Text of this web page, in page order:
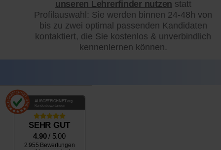
unseren Lehrerfinder nutzen statt
Profilauswahl: Sie werden binnen 24-48h von
bis zu zwei optimal passenden Kandidaten
kontaktiert, die Sie kostenlos & unverbindlich
kennenlernen können.
AUSGEZEICHNET.org
Kundenbewertungen
SEHR GUT
4.90/ 5.00
2.955 Bewertungen